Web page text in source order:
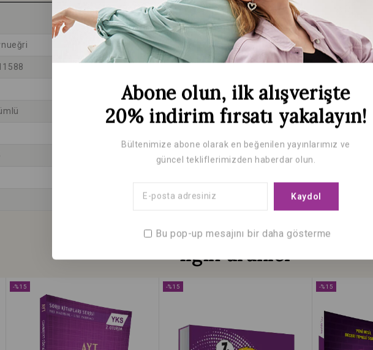
-%15 -%15 -%15
Abone olun, ilk alışverişte
20% indirim fırsatı yakalayın!
Bültenimize abone olarak en beğenilen yayınlarımız ve
güncel tekliflerimizden haberdar olun.
Bu pop-up mesajını bir daha gösterme